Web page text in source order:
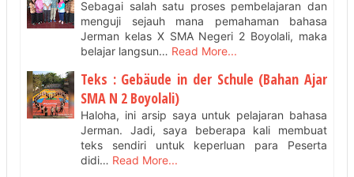
Sebagai salah satu proses pembelajaran dan
menguji sejauh mana pemahaman bahasa
Jerman kelas X SMA Negeri 2 Boyolali, maka
belajar langsun… Read More...
Teks : Gebäude in der Schule (Bahan Ajar
SMA N 2 Boyolali)
Haloha, ini arsip saya untuk pelajaran bahasa
Jerman. Jadi, saya beberapa kali membuat
teks sendiri untuk keperluan para Peserta
didi… Read More...